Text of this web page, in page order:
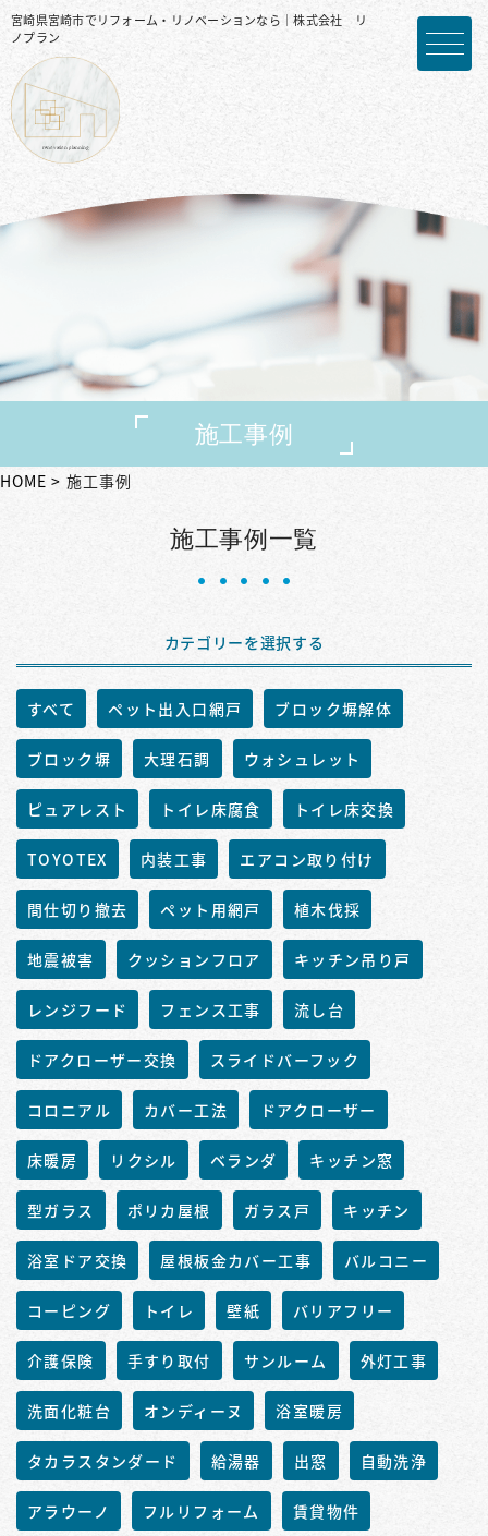
宮崎県宮崎市でリフォーム・リノベーションなら｜株式会社 リ
ノプラン
施工事例
HOME 施工事例
施工事例一覧
カテゴリーを選択する
すべて ペット出入口網戸 ブロック塀解体
ブロック塀 大理石調 ウォシュレット
ピュアレスト トイレ床腐食 トイレ床交換
TOYOTEX 内装工事 エアコン取り付け
間仕切り撤去 ペット用網戸 植木伐採
地震被害 クッションフロア キッチン吊り戸
レンジフード フェンス工事 流し台
ドアクローザー交換 スライドバーフック
コロニアル カバー工法 ドアクローザー
床暖房 リクシル ベランダ キッチン窓
型ガラス ポリカ屋根 ガラス戸 キッチン
浴室ドア交換 屋根板金カバー工事 バルコニー
コーピング トイレ 壁紙 バリアフリー
介護保険 手すり取付 サンルーム 外灯工事
洗面化粧台 オンディーヌ 浴室暖房
タカラスタンダード 給湯器 出窓 自動洗浄
アラウーノ フルリフォーム 賃貸物件